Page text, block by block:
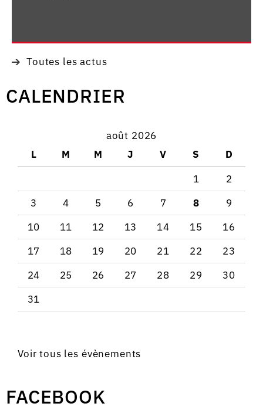
Toutes les actus
CALENDRIER
août 2026
L
M M J V S
D
1
2
3
4 5 6 7 8
9
10
11 12 13 14 15
16
17
18 19 20 21 22
23
24
25 26 27 28 29
30
31
Voir tous les évènements
FACEBOOK